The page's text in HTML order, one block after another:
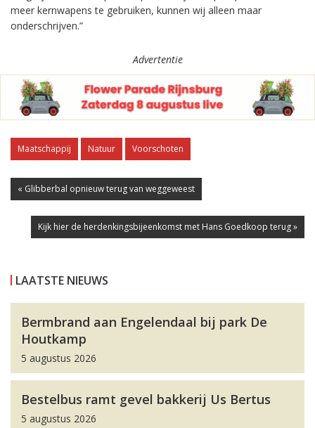
meer kernwapens te gebruiken, kunnen wij alleen maar
onderschrijven.”
Advertentie
Maatschappij Natuur Voorschoten
« Glibberbal opnieuw terug van weggeweest
Kijk hier de herdenkingsbijeenkomst met Hans Goedkoop terug »
LAATSTE NIEUWS
Bermbrand aan Engelendaal bij park De
Houtkamp
5 augustus 2026
Bestelbus ramt gevel bakkerij Us Bertus
5 augustus 2026